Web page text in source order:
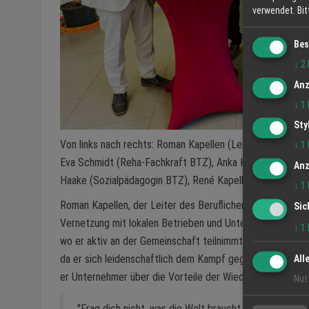
Von links nach rechts: Roman Kapellen (Leitung BTZ),
Eva Schmidt (Reha-Fachkraft BTZ), Anka Kapellen-
Haake (Sozialpädagogin BTZ), René Kapellen
Roman Kapellen, der Leiter des Beruflichen
Vernetzung mit lokalen Betrieben und Unternehmern im
wo er aktiv an der Gemeinschaft teilnimmt und den
da er sich leidenschaftlich dem Kampf gegen
er Unternehmer über die Vorteile der
verwendet.
↓ 2
↓ 1
↓ 1
↓ 1
↓ 1